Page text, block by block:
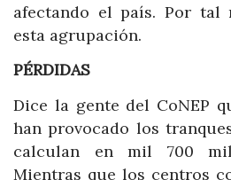
afectando el país. Por tal
esta agrupación.
PÉRDIDAS
Dice la gente del CoNEP
han provocado los
calculan en mil 700
Mientras que los centros